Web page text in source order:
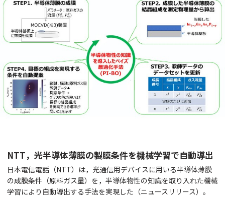
NTT，光半導体薄膜の製膜条件を機械学習で自動導出
日本電信電話（NTT）は，光通信用デバイスに用いる半導体薄膜
の成膜条件（原料ガス量）を，半導体物性の知識を取り入れた機械
学習により自動導出する手法を実現した（ニュースリリース）。